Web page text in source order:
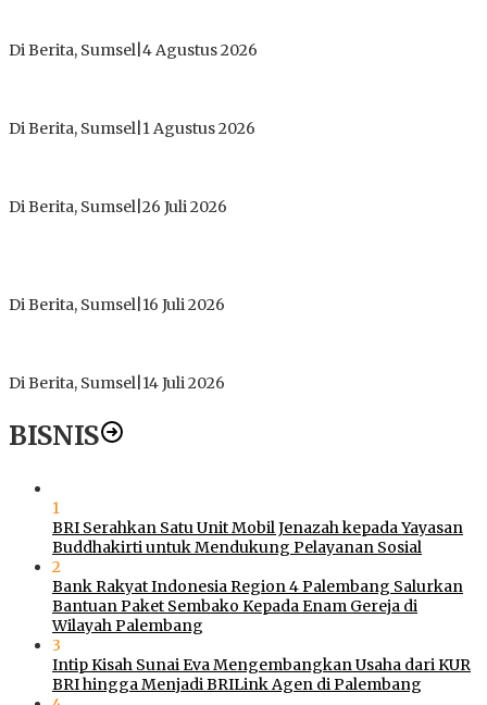
Di Berita, Sumsel 4 Agustus 2026
Di Berita, Sumsel 1 Agustus 2026
Di Berita, Sumsel 26 Juli 2026
Di Berita, Sumsel 16 Juli 2026
Di Berita, Sumsel 14 Juli 2026
BISNIS
1
BRI Serahkan Satu Unit Mobil Jenazah kepada Yayasan
Buddhakirti untuk Mendukung Pelayanan Sosial
2
Bank Rakyat Indonesia Region 4 Palembang Salurkan
Bantuan Paket Sembako Kepada Enam Gereja di
Wilayah Palembang
3
Intip Kisah Sunai Eva Mengembangkan Usaha dari KUR
BRI hingga Menjadi BRILink Agen di Palembang